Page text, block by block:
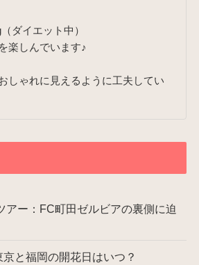
ダイエット中）
楽しんでいます♪
しゃれに見えるように工夫してい
アー：FC町田ゼルビアの裏側に迫
と福岡の開花日はいつ？